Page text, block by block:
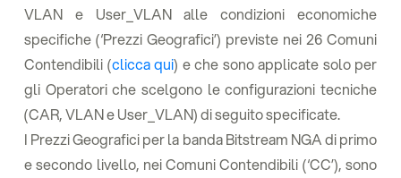
VLAN e User_VLAN alle condizioni economiche
specifiche (‘Prezzi Geografici’) previste nei 26 Comuni
Contendibili (clicca qui) e che sono applicate solo per
gli Operatori che scelgono le configurazioni tecniche
(CAR, VLAN e User_VLAN) di seguito specificate.
I Prezzi Geografici per la banda Bitstream NGA di primo
e secondo livello, nei Comuni Contendibili (‘CC’), sono